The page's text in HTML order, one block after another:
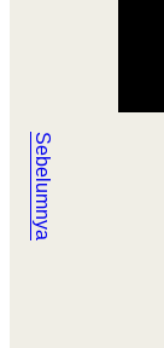
Sebelumnya